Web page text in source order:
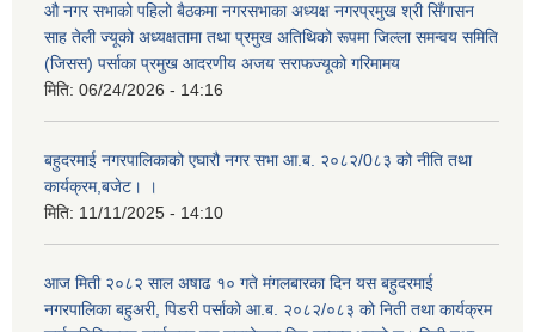
औ नगर सभाको पहिलो बैठकमा नगरसभाका अध्यक्ष नगरप्रमुख श्री सिँगासन
साह तेली ज्यूको अध्यक्षतामा तथा प्रमुख अतिथिको रूपमा जिल्ला समन्वय समिति
(जिसस) पर्साका प्रमुख आदरणीय अजय सराफज्यूको गरिमामय
मिति: 06/24/2026 - 14:16
बहुदरमाई नगरपालिकाको एघारौ नगर सभा आ.ब. २०८२/0८३ को नीति तथा
कार्यक्रम,बजेट। ।
मिति: 11/11/2025 - 14:10
आज मिती २०८२ साल अषाढ १० गते मंगलबारका दिन यस बहुदरमाई
नगरपालिका बहुअरी, पिडरी पर्साको आ.ब. २०८२/०८३ को निती तथा कार्यक्रम